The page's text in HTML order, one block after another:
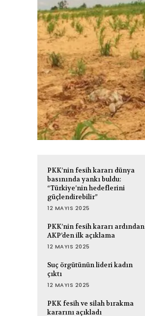
PKK’nin fesih kararı dünya
basınında yankı buldu:
“Türkiye’nin hedeflerini
güçlendirebilir”
12 MAYIS 2025
PKK’nin fesih kararı ardından
AKP’den ilk açıklama
12 MAYIS 2025
Suç örgütünün lideri kadın
çıktı
12 MAYIS 2025
PKK fesih ve silah bırakma
kararını açıkladı